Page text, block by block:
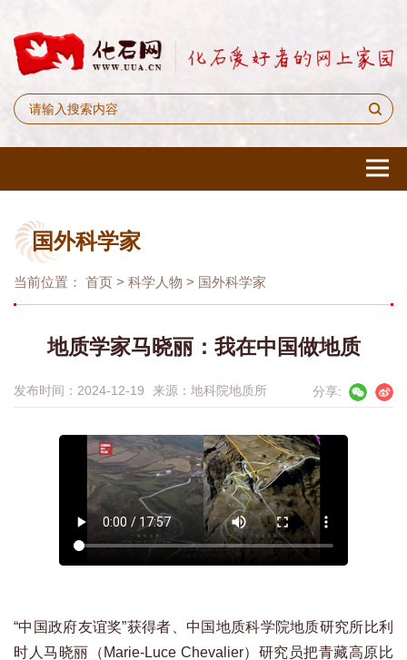
国外科学家
当前位置： 首页 > 科学人物 > 国外科学家
地质学家马晓丽：我在中国做地质
发布时间：2024-12-19 来源： 地科院地质所 分享:
“中国政府友谊奖”获得者、中国地质科学院地质研究所比利
时人马晓丽（Marie-Luce Chevalier）研究员把青藏高原比